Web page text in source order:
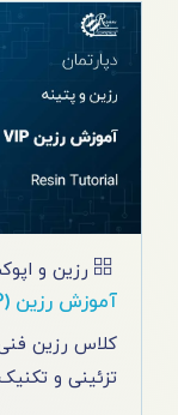
رزین و
آموزش رزین (VIP)
کلاس رزین
تزئینی و